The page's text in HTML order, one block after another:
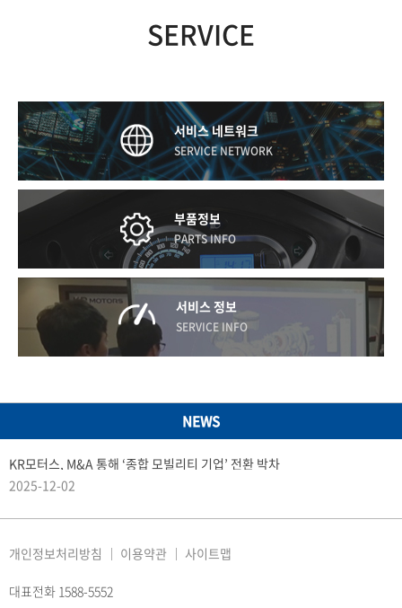
SERVICE
서비스 네트워크
SERVICE NETWORK
부품정보
PARTS INFO
서비스 정보
SERVICE INFO
NEWS
KR모터스, M&A 통해 ‘종합 모빌리티 기업’ 전환 박차
2025-12-02
개인정보처리방침 이용약관 사이트맵
대표전화 1588-5552